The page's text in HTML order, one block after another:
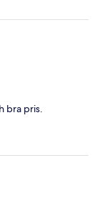
bra pris.